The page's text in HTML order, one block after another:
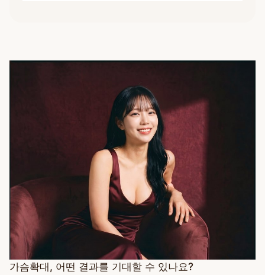
가슴확대, 어떤 결과를 기대할 수 있나요?